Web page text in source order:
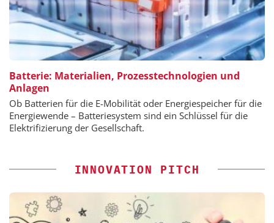
Batterie: Materialien, Prozesstechnologien und
Anlagen
Ob Batterien für die E-Mobilität oder Energiespeicher für die
Energiewende – Batteriesystem sind ein Schlüssel für die
Elektrifizierung der Gesellschaft.
INNOVATION PITCH